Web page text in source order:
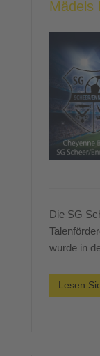
Mädels
Die SG
wurde in
Lesen